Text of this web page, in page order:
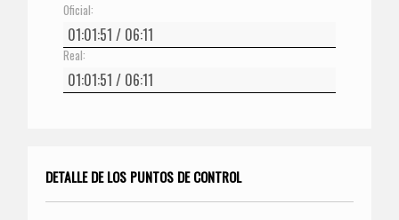
Oficial:
Real:
DETALLE DE LOS PUNTOS DE CONTROL